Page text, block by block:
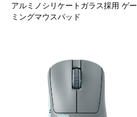
アルミノシリケートガラス採用 ゲー
ミングマウスパッド